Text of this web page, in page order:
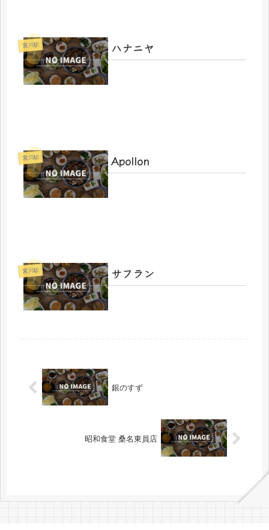
宮川駅 ハナニヤ
宮川駅 Apollon
宮川駅 サフラン
銀のすず
昭和食堂 桑名東員店